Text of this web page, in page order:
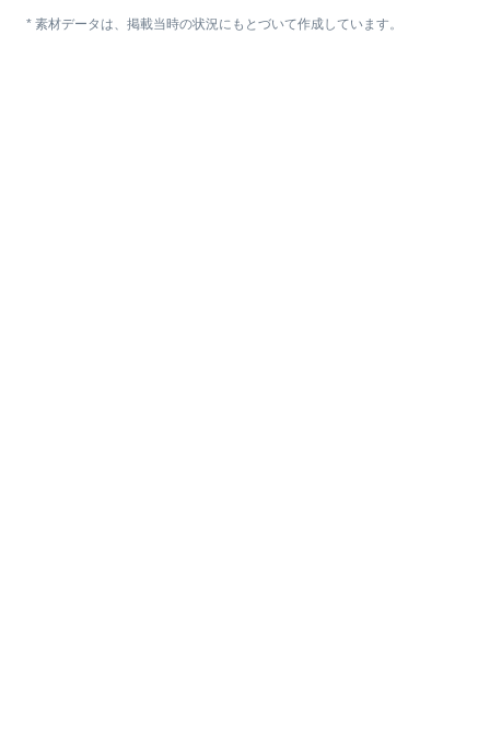
* 素材データは、掲載当時の状況にもとづいて作成しています。